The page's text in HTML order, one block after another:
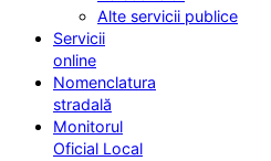
Alte servicii publice
Servicii
online
Nomenclatura
stradală
Monitorul
Oficial Local